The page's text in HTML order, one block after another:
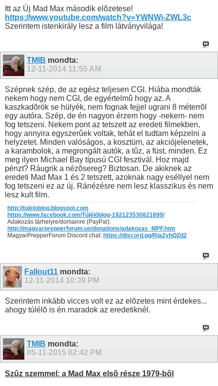
Itt az Új Mad Max második elõzetese!
https://www.youtube.com/watch?v=YWNWi-ZWL3c
Szerintem istenkirály lesz a film látványvilága!
TMIB mondta:
12-11-2014 11:55 AM
Szépnek szép, de az egész teljesen CGI. Hiába mondták
nekem hogy nem CGI, de egyértelmû hogy az. A
kaszkadõrök se hülyék, nem fognak fejjel ugrani 8 méterrõl
egy autóra. Szép, de én nagyon érzem hogy -nekem- nem
fog tetszeni. Nekem pont az tetszett az eredeti filmekben,
hogy annyira egyszerûek voltak, tehát el tudtam képzelni a
helyzetet. Minden valóságos, a kosztüm, az akciójelenetek,
a karambolok, a megrongált autók, a tûz, a füst, minden. Ez
meg ilyen Michael Bay típusú CGI fesztivál. Hoz majd
pénzt? Ráugrik a nézõsereg? Biztosan. De akiknek az
eredeti Mad Max 1 és 2 tetszett, azoknak nagy eséllyel nem
fog tetszeni ez az új. Ránézésre nem lesz klasszikus és nem
lesz kult film.
http://tuleloblog.blogspot.com
https://www.facebook.com/Túlélõblog-192123530821899/
Adakozás tárhelyre/domainre (PayPal):
http://magyarprepperforum.us/donations/adakozas_MPF.htm
MagyarPrepperForum Discord chat: https://discord.gg/Rja2yhQZd2
Fallout11 mondta:
12-11-2014 10:39 PM
Szerintem inkább vicces volt ez az elõzetes mint érdekes...
ahogy túlélõ is én maradok az eredetiknél.
TMIB mondta:
05-11-2015 02:42 PM
Szûz szemmel: a Mad Max elsõ része 1979-bõl